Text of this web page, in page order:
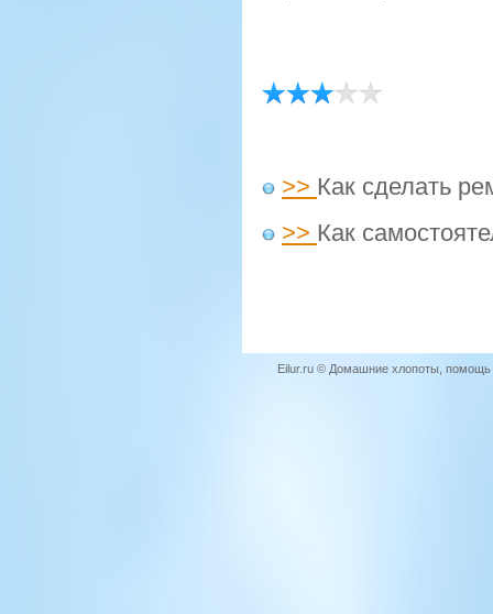
>> Как сделать
>> Как
Eilur.ru © Домашние хлопоты,